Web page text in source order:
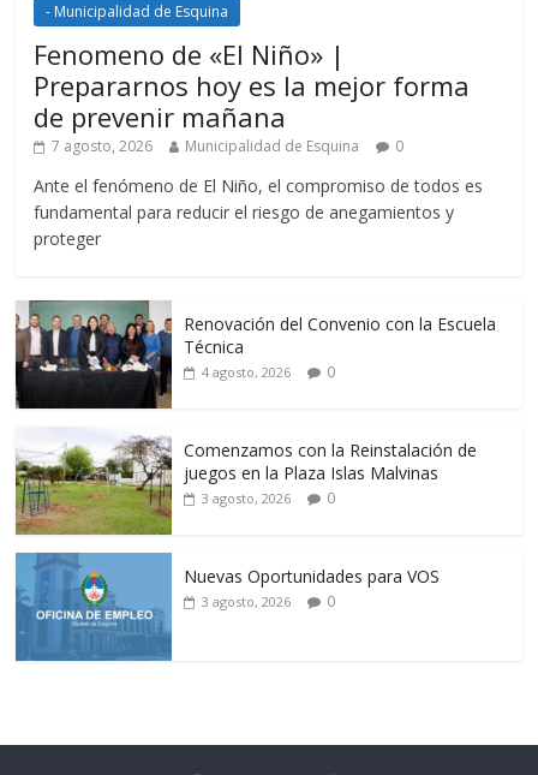
- Municipalidad de Esquina
Fenomeno de «El Niño» |
Prepararnos hoy es la mejor forma
de prevenir mañana
7 agosto, 2026 Municipalidad de Esquina 0
Ante el fenómeno de El Niño, el compromiso de todos es
fundamental para reducir el riesgo de anegamientos y
proteger
Renovación del Convenio con la Escuela
Técnica
4 agosto, 2026 0
Comenzamos con la Reinstalación de
juegos en la Plaza Islas Malvinas
3 agosto, 2026 0
Nuevas Oportunidades para VOS
3 agosto, 2026 0